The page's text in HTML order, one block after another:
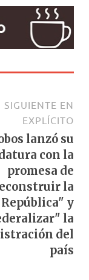
SIGUIENTE EN
EXPLÍCITO
lanzó su
con la
promesa de
la
República" y
la
del
país